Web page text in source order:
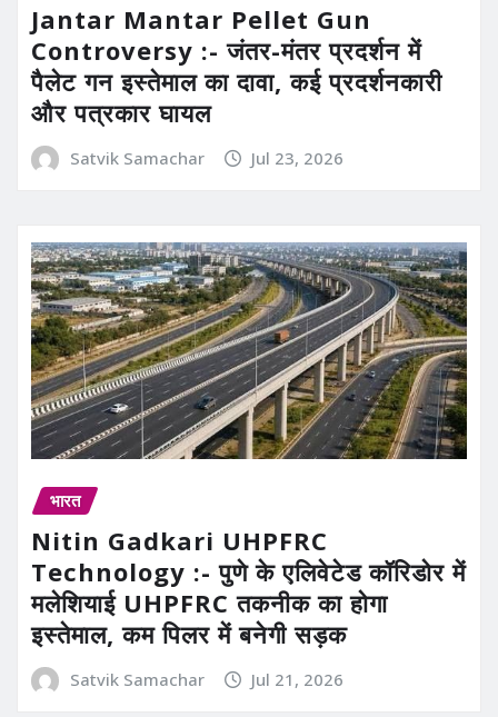
Jantar Mantar Pellet Gun
Controversy :- जंतर-मंतर प्रदर्शन में
पैलेट गन इस्तेमाल का दावा, कई प्रदर्शनकारी
और पत्रकार घायल
Satvik Samachar Jul 23, 2026
भारत
Nitin Gadkari UHPFRC
Technology :- पुणे के एलिवेटेड कॉरिडोर में
मलेशियाई UHPFRC तकनीक का होगा
इस्तेमाल, कम पिलर में बनेगी सड़क
Satvik Samachar Jul 21, 2026